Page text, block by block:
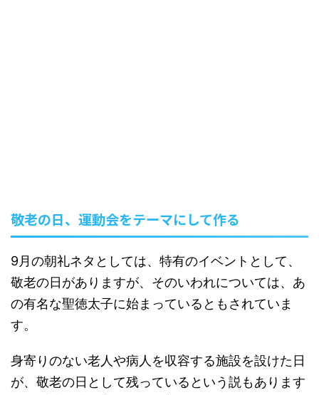
敬老の日、運動会をテーマにして作る
9月の朝礼ネタとしては、特有のイベントとして、
敬老の日がありますが、そのいわれについては、あ
の有名な聖徳太子に始まっているともされていま
す。
身寄りのない老人や病人を収容する施設を設けた日
が、敬老の日として残っているという説もあります